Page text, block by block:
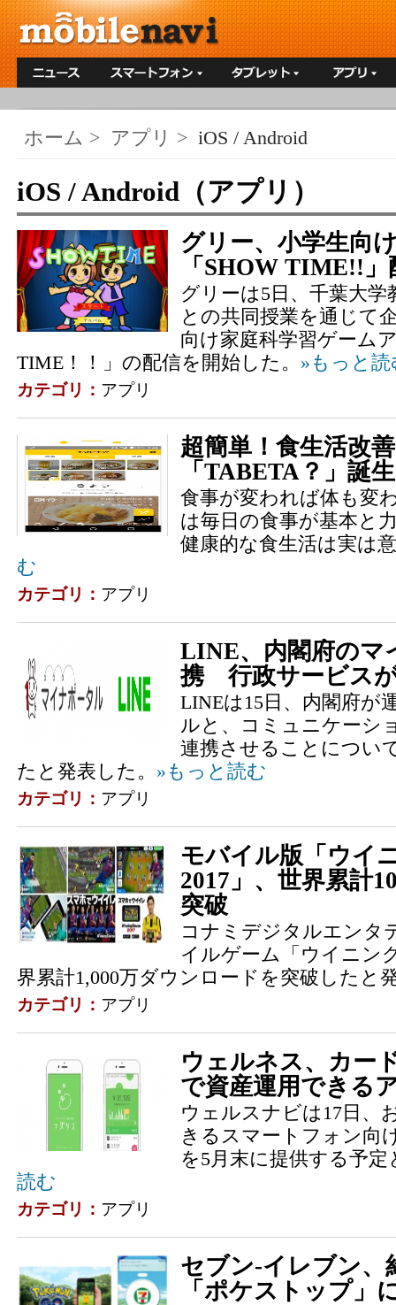
ホーム > アプリ > iOS / Android
iOS / Android（アプリ）
グリー、小学生向
「SHOW TIME!!
グリーは5日、千葉大学
との共同授業を通じて
向け家庭科学習ゲーム
TIME！！」の配信を開始した。 »もっと読
カテゴリ： アプリ
超簡単！食生活改
「TABETA？」誕生
食事が変われば体も変
は毎日の食事が基本と
健康的な食生活は実は
む
カテゴリ： アプリ
LINE、内閣府のマ
携 行政サービス
LINEは15日、内閣府が
ルと、コミュニケーシ
連携させることについ
たと発表した。 »もっと読む
カテゴリ： アプリ
モバイル版「ウイ
2017」、世界累計
突破
コナミデジタルエンタ
イルゲーム「ウイニン
界累計1,000万ダウンロードを突破したと
カテゴリ： アプリ
ウェルネス、カー
で資産運用できる
ウェルスナビは17日、
きるスマートフォン向
を5月末に提供する予定
読む
カテゴリ： アプリ
セブン‐イレブン、
「ポケストップ」